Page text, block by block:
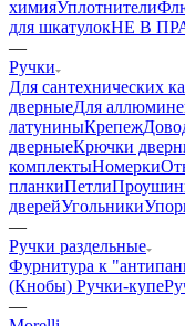
химияУплотнители
для шкатулокНЕ В
—
Ручки
Для сантехнических
дверныеДля
латуниныКрепеж
дверныеКрючки
комплектыНомерки
планкиПетли
дверейУгольники
—
Ручки раздельные
Фурнитура к
(Кнобы) Ручки-купе
—